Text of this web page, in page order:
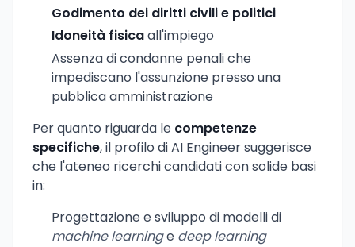
Godimento dei diritti civili e politici
Idoneità fisicaall'impiego
Assenza di condanne penali che
impediscano l'assunzione presso una
pubblica amministrazione
Per quanto riguarda le competenze
specifiche, il profilo di AI Engineer suggerisce
che l'ateneo ricerchi candidati con solide basi
in:
Progettazione e sviluppo di modelli di
machine learninge deep learning